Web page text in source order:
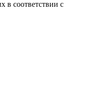
в соответствии с